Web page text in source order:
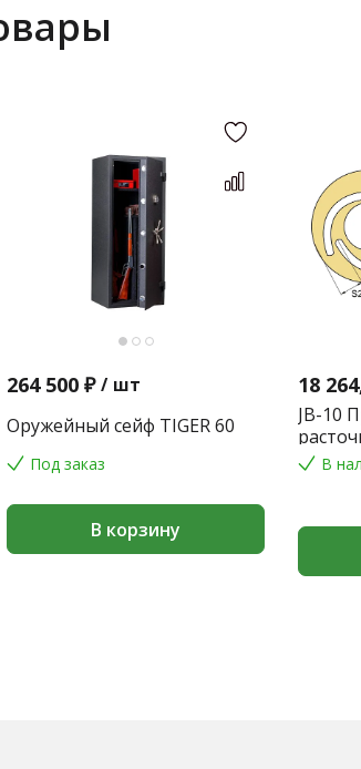
264 500 ₽ / шт
Оружейный сейф TIGER 60
Под заказ
В корзину
18
JB-10
В